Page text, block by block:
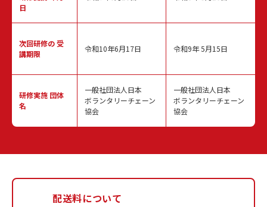
日
次回研修の受
講期限
研修実施 団体
名
令和10年6月17日
一般社団法人日本
ボランタリーチェーン
協会
令和9年 5月15日
一般社団法人日本
ボランタリーチェーン
協会
配送料について